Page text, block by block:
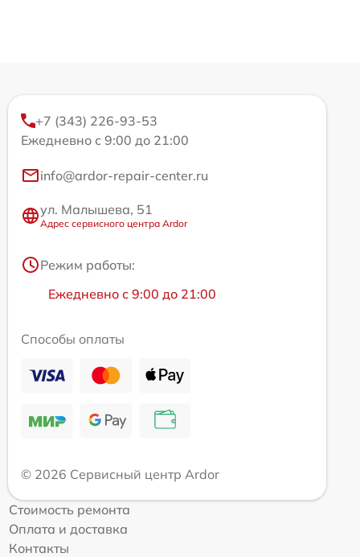
+7 (343) 226-93-53
Ежедневно с 9:00 до 21:00
info@ardor-repair-center.ru
ул. Малышева, 51
Адрес сервисного центра Ardor
Режим работы:
Ежедневно с 9:00 до 21:00
Способы оплаты
© 2026 Сервисный центр Ardor
Стоимость ремонта
Оплата и доставка
Контакты